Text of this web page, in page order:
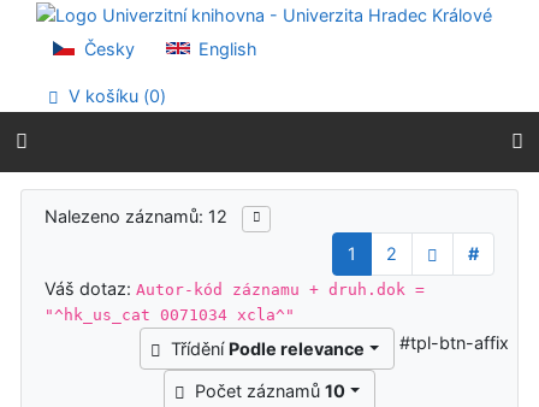
Přejít na obsah
Přejít na menu
Prohlášení o webové přístupnosti
Česky English
V košíku (0)
Výsledky vyhledávání
Nalezeno záznamů: 12
1
2
#
Váš dotaz:Autor-kód záznamu + druh.dok =
"^hk_us_cat 0071034 xcla^"
Třídění Podle relevance
Počet záznamů 10
#tpl-btn-affix